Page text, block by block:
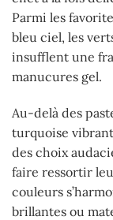
Parmi les
bleu ciel, les
insufflent une
manucures gel.
Au-delà des
turquoise
des choix
faire ressortir
couleurs
brillantes ou